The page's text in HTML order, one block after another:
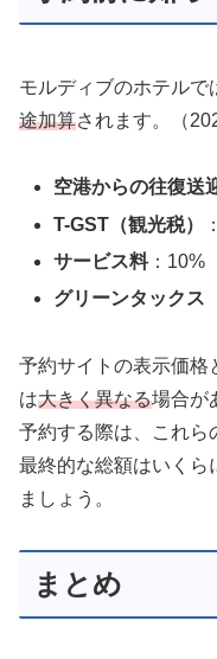
モルディブのホテルで
途加算されます。（
空港からの往復送
T-GST（観光税）
サービス料：10%
グリーンタックス
予約サイトの表示価格
は大きく異なる場合が
予約する際は、これら
最終的な総額はいくら
ましょう。
まとめ